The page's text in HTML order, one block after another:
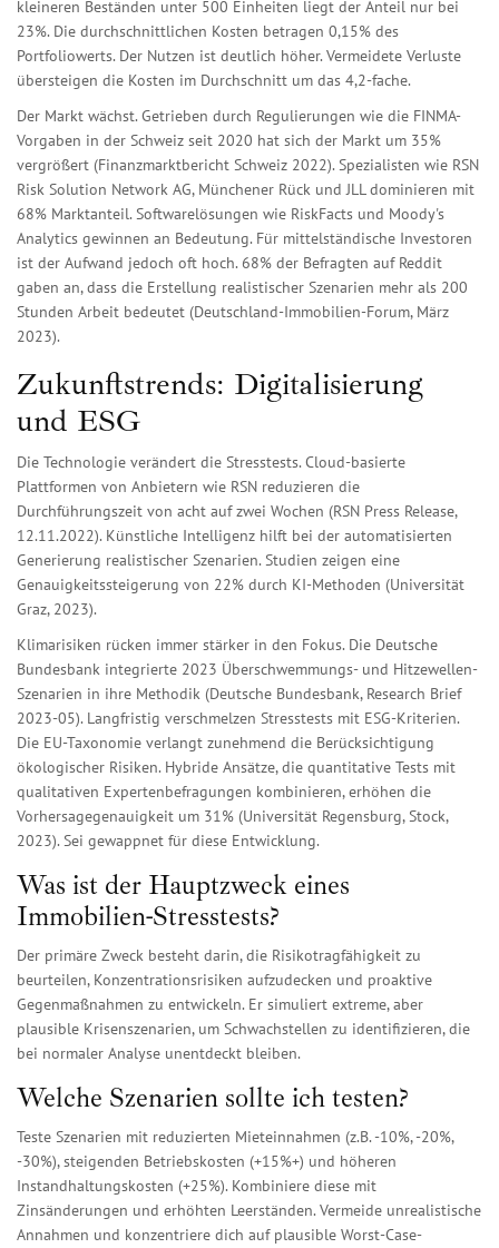
kleineren Beständen unter 500 Einheiten liegt der Anteil nur bei
23%. Die durchschnittlichen Kosten betragen 0,15% des
Portfoliowerts. Der Nutzen ist deutlich höher. Vermeidete Verluste
übersteigen die Kosten im Durchschnitt um das 4,2-fache.
Der Markt wächst. Getrieben durch Regulierungen wie die FINMA-
Vorgaben in der Schweiz seit 2020 hat sich der Markt um 35%
vergrößert (Finanzmarktbericht Schweiz 2022). Spezialisten wie RSN
Risk Solution Network AG, Münchener Rück und JLL dominieren mit
68% Marktanteil. Softwarelösungen wie RiskFacts und Moody's
Analytics gewinnen an Bedeutung. Für mittelständische Investoren
ist der Aufwand jedoch oft hoch. 68% der Befragten auf Reddit
gaben an, dass die Erstellung realistischer Szenarien mehr als 200
Stunden Arbeit bedeutet (Deutschland-Immobilien-Forum, März
2023).
Zukunftstrends: Digitalisierung
und ESG
Die Technologie verändert die Stresstests. Cloud-basierte
Plattformen von Anbietern wie RSN reduzieren die
Durchführungszeit von acht auf zwei Wochen (RSN Press Release,
12.11.2022). Künstliche Intelligenz hilft bei der automatisierten
Generierung realistischer Szenarien. Studien zeigen eine
Genauigkeitssteigerung von 22% durch KI-Methoden (Universität
Graz, 2023).
Klimarisiken rücken immer stärker in den Fokus. Die Deutsche
Bundesbank integrierte 2023 Überschwemmungs- und Hitzewellen-
Szenarien in ihre Methodik (Deutsche Bundesbank, Research Brief
2023-05). Langfristig verschmelzen Stresstests mit ESG-Kriterien.
Die EU-Taxonomie verlangt zunehmend die Berücksichtigung
ökologischer Risiken. Hybride Ansätze, die quantitative Tests mit
qualitativen Expertenbefragungen kombinieren, erhöhen die
Vorhersagegenauigkeit um 31% (Universität Regensburg, Stock,
2023). Sei gewappnet für diese Entwicklung.
Was ist der Hauptzweck eines
Immobilien-Stresstests?
Der primäre Zweck besteht darin, die Risikotragfähigkeit zu
beurteilen, Konzentrationsrisiken aufzudecken und proaktive
Gegenmaßnahmen zu entwickeln. Er simuliert extreme, aber
plausible Krisenszenarien, um Schwachstellen zu identifizieren, die
bei normaler Analyse unentdeckt bleiben.
Welche Szenarien sollte ich testen?
Teste Szenarien mit reduzierten Mieteinnahmen (z.B. -10%, -20%,
-30%), steigenden Betriebskosten (+15%+) und höheren
Instandhaltungskosten (+25%). Kombiniere diese mit
Zinsänderungen und erhöhten Leerständen. Vermeide unrealistische
Annahmen und konzentriere dich auf plausible Worst-Case-